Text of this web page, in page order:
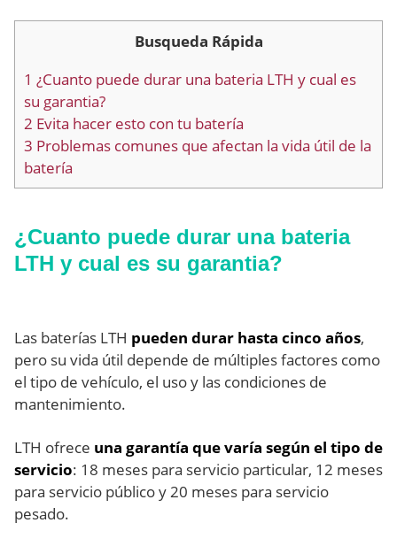
Busqueda Rápida
1 ¿Cuanto puede durar una bateria LTH y cual es
su garantia?
2 Evita hacer esto con tu batería
3 Problemas comunes que afectan la vida útil de la
batería
¿Cuanto puede durar una bateria
LTH y cual es su garantia?
Las baterías LTH pueden durar hasta cinco años,
pero su vida útil depende de múltiples factores como
el tipo de vehículo, el uso y las condiciones de
mantenimiento.
LTH ofrece una garantía que varía según el tipo de
servicio: 18 meses para servicio particular, 12 meses
para servicio público y 20 meses para servicio
pesado.